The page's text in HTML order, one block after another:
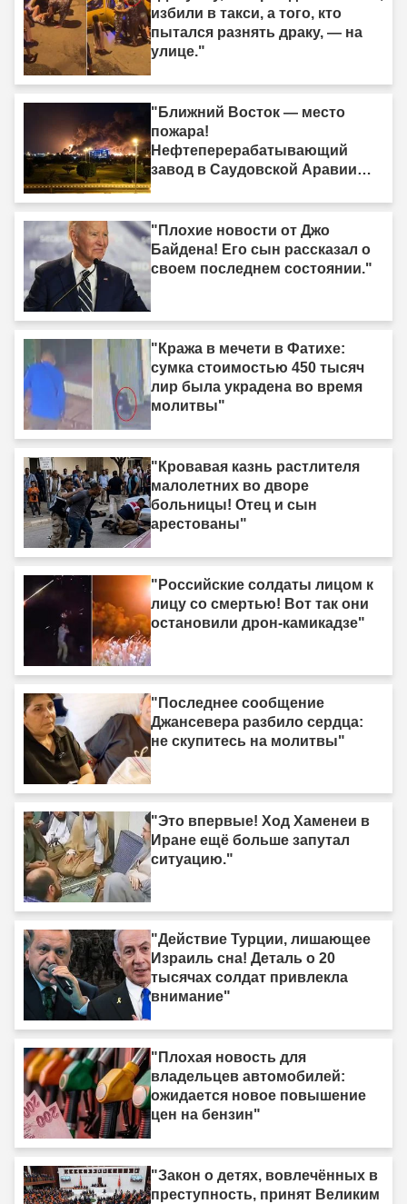
избили в такси, а того, кто
пытался разнять драку, — на
улице."
"Ближний Восток — место
пожара!
Нефтеперерабатывающий
завод в Саудовской Аравии
"Плохие новости от Джо
Байдена! Его сын рассказал о
своем последнем состоянии."
"Кража в мечети в Фатихе:
сумка стоимостью 450 тысяч
лир была украдена во время
молитвы"
"Кровавая казнь растлителя
малолетних во дворе
больницы! Отец и сын
арестованы"
"Российские солдаты лицом к
лицу со смертью! Вот так они
остановили дрон-камикадзе"
"Последнее сообщение
Джансевера разбило сердца:
не скупитесь на молитвы"
"Это впервые! Ход Хаменеи в
Иране ещё больше запутал
ситуацию."
"Действие Турции, лишающее
Израиль сна! Деталь о 20
тысячах солдат привлекла
внимание"
"Плохая новость для
владельцев автомобилей:
ожидается новое повышение
цен на бензин"
"Закон о детях, вовлечённых в
преступность, принят Великим